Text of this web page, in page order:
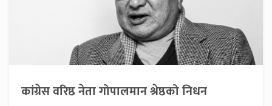
कांग्रेस वरिष्ठ नेता गोपालमान श्रेष्ठको निधन